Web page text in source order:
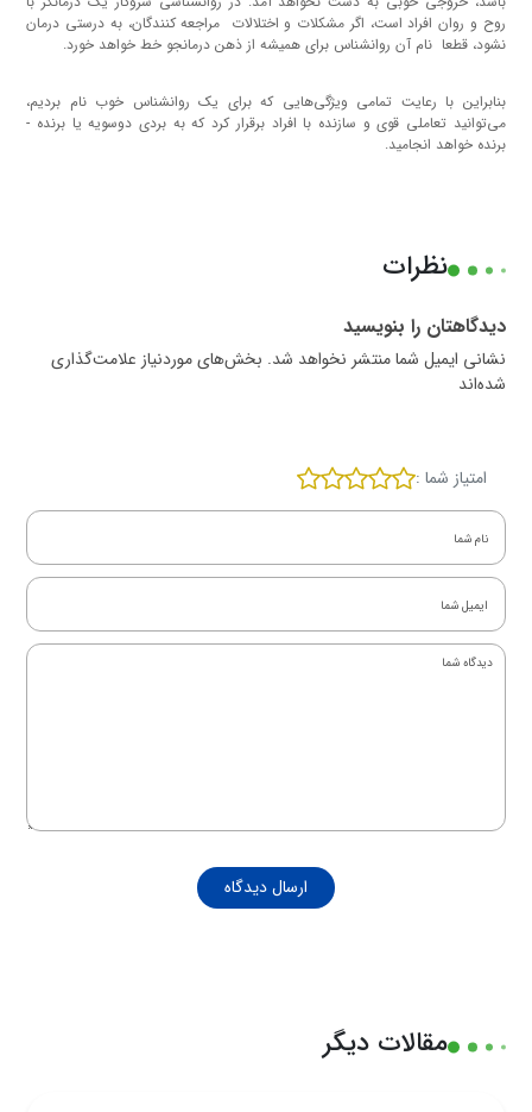
روح و روان افراد است، اگر مشکلات و اختلالات مراجعه کنندگان، به درستی درمان
نشود، قطعا نام آن روانشناس برای همیشه از ذهن درمانجو خط خواهد خورد.
بنابراین با رعایت تمامی ویژگی‌هایی که برای یک روانشناس خوب نام بردیم،
می‌توانید تعاملی قوی و سازنده با افراد برقرار کرد که به بردی دوسویه یا برنده -
برنده خواهد انجامید.
نظرات
دیدگاهتان را بنویسید
نشانی ایمیل شما منتشر نخواهد شد. بخش‌های موردنیاز علامت‌گذاری
شده‌اند
امتیاز شما :
ارسال دیدگاه
مقالات دیگر